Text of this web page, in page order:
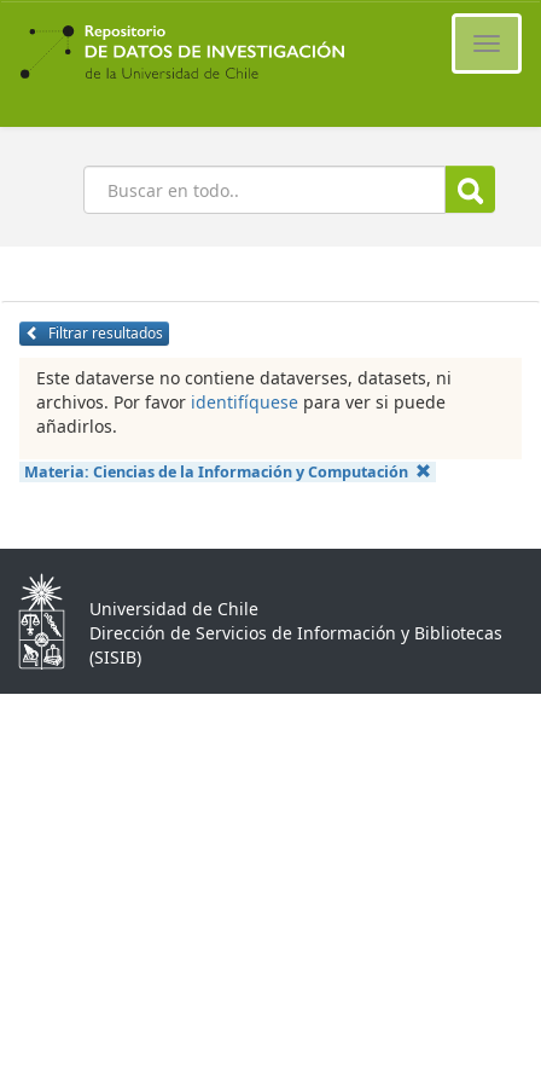
Ir
contenido
principal
Buscar
Filtrar resultados
Este dataverse no contiene dataverses, datasets, ni
archivos. Por favor identifíquese para ver si puede
añadirlos.
Materia: Ciencias de la Información y Computación
Universidad de Chile
Dirección de Servicios de Información y Bibliotecas
(SISIB)